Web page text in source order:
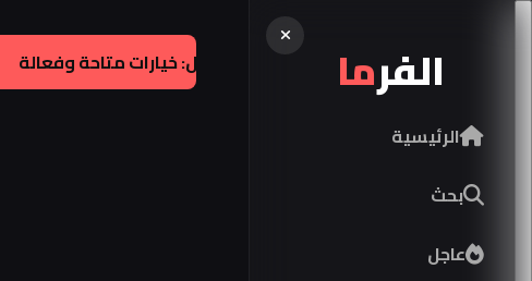
الفرما
الرئيسية
بحث
عاجل
صحة: